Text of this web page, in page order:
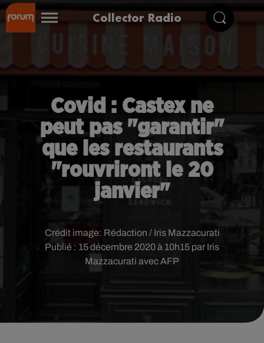
Collector Radio
Covid : Castex ne
peut pas "garantir"
que les restaurants
"rouvriront le 20
janvier"
Publié : 15 décembre 2020 à 10h15 par Iris
Mazzacurati avec AFP
Crédit image: Rédaction / Iris Mazzacurati